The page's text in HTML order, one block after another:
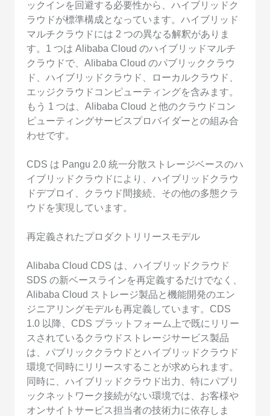
ックインを回避する必要性から、ハイブリッドク
ラウドが標準構成となっています。ハイブリッド
マルチクラウドには 2 つの異なる解釈がありま
す。1 つは Alibaba Cloud のハイブリッドマルチ
クラウドで、Alibaba Cloud のパブリッククラウ
ド、ハイブリッドクラウド、ローカルクラウド、
エッジクラウドコンピューティングを含みます。
もう 1 つは、Alibaba Cloud と他のクラウドコン
ピューティングサービスプロバイダーとの組み合
わせです。
CDS は Pangu 2.0 統一分散ストレージベースのハ
イブリッドクラウドにより、ハイブリッドクラウ
ドデプロイ、クラウド間接続、その他の多態クラ
ウドを実現しています。
再定義されたプロダクトリリースモデル
Alibaba Cloud CDS は、ハイブリッドクラウド
SDS の新ベースラインを再定義するだけでなく、
Alibaba Cloud ストレージ製品と機能開発のエン
ジニアリングモデルも再定義しています。CDS
1.0 以降、CDS プラットフォーム上で既にリリー
スされているクラウドストレージサービス製品
は、パブリッククラウドとハイブリッドクラウド
環境で同時にリリースすることが求められます。
同時に、ハイブリッドクラウド出力、特にパブリ
ックネットワーク接続がない環境では、お客様や
オンサイトサービス担当者の技術力に依存しま